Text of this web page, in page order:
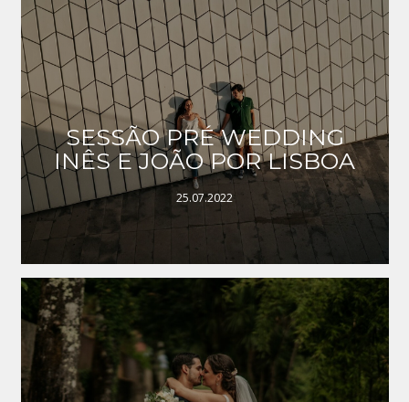
SESSÃO PRÉ WEDDING
INÊS E JOÃO POR LISBOA
25.07.2022